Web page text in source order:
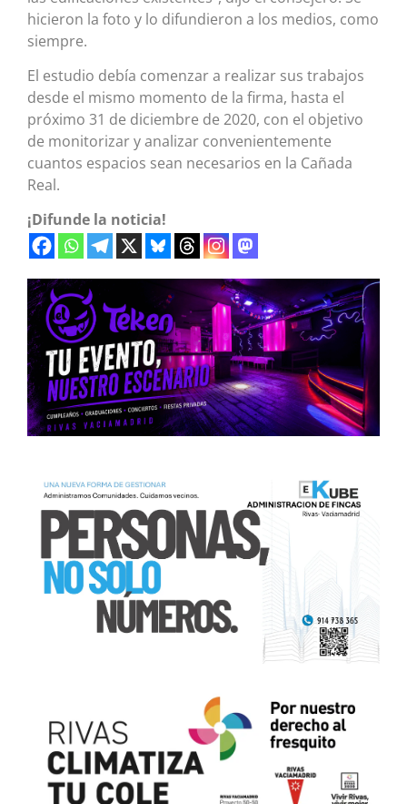
hicieron la foto y lo difundieron a los medios, como
siempre.
El estudio debía comenzar a realizar sus trabajos
desde el mismo momento de la firma, hasta el
próximo 31 de diciembre de 2020, con el objetivo
de monitorizar y analizar convenientemente
cuantos espacios sean necesarios en la Cañada
Real.
¡Difunde la noticia!